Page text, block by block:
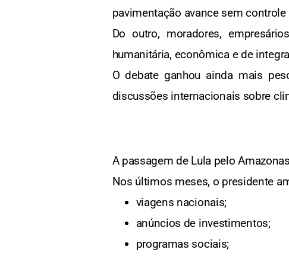
pavimentação avance sem
Do outro, moradores,
humanitária, econômica e de
O debate ganhou ainda mais
discussões internacionais sobre
A passagem de Lula pelo
Nos últimos meses, o presidente
viagens nacionais;
anúncios de investimentos;
programas sociais;